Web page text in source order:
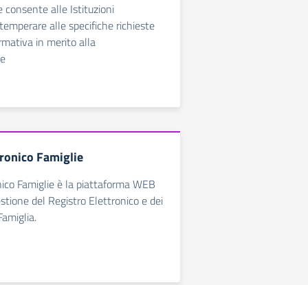
consente alle Istituzioni
alle specifiche richieste
in merito alla
Famiglie
Famiglie è la piattaforma WEB
del Registro Elettronico e dei